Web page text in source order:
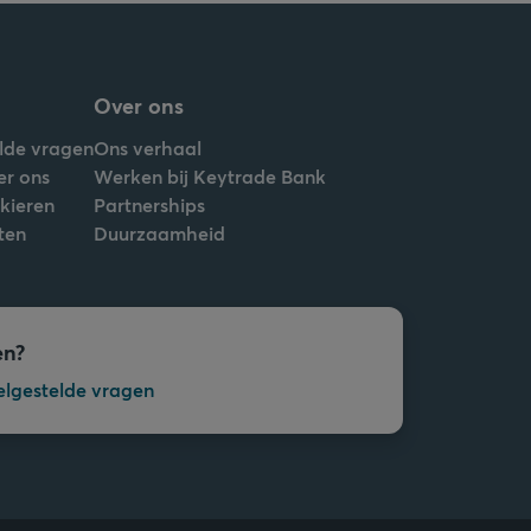
vragen
ons
Over ons
Ons verhaal
Werken bij Keytrade Bank
Partnerships
Duurzaamheid
vragen